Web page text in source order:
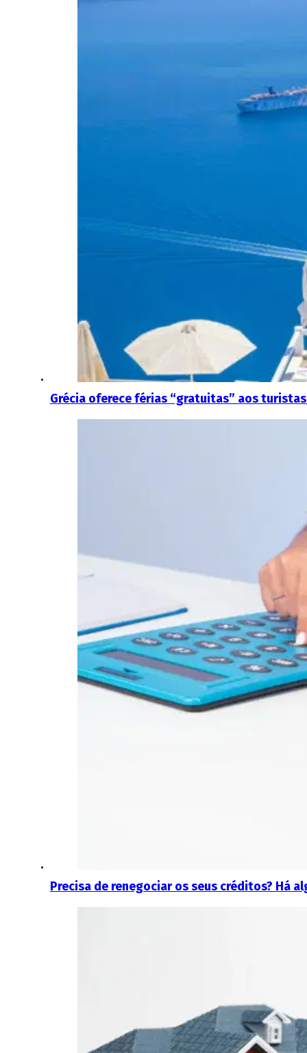
Grécia oferece férias “gratuitas” aos
Precisa de renegociar os seus créditos? Há